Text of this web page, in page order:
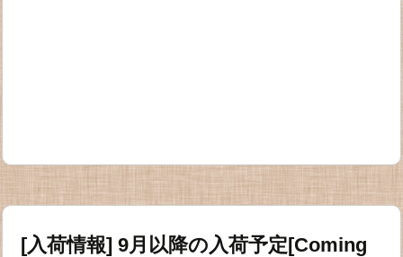
[入荷情報] 9月以降の入荷予定[Coming